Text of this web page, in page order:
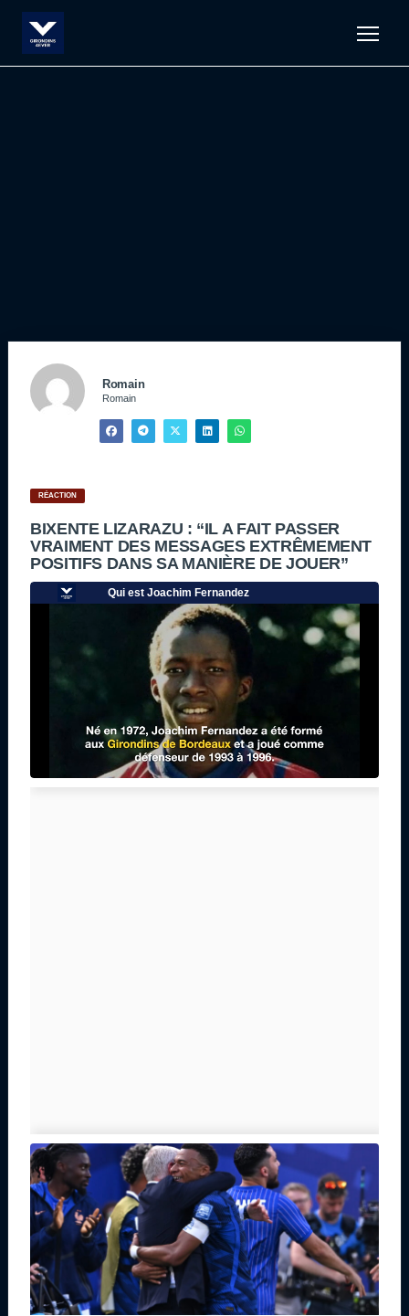
Romain
Romain
RÉACTION
BIXENTE LIZARAZU : “IL A FAIT PASSER
VRAIMENT DES MESSAGES EXTRÊMEMENT
POSITIFS DANS SA MANIÈRE DE JOUER”